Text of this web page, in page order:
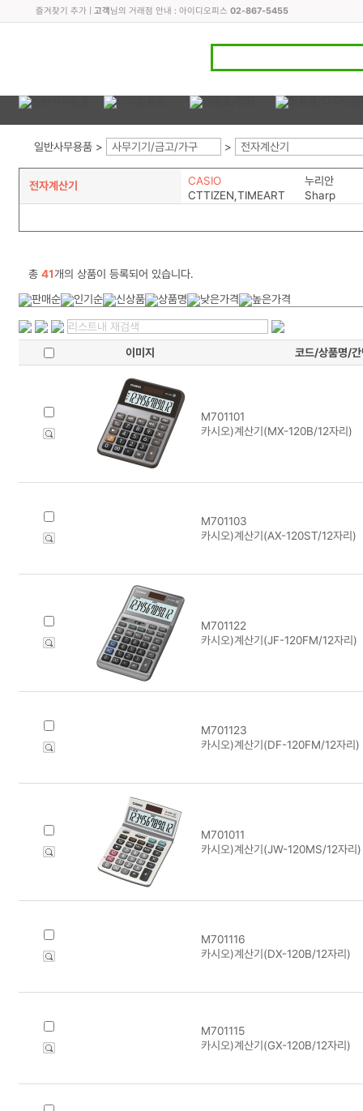
즐겨찾기 추가| 고객님의 거래점 안내 : 아이디오피스 02-867-5455
일반사무용품 > 사무기기/금고/가구 > 전자계산기
전자계산기 CASIO
누리안
CTTIZEN,TIMEART
Sharp
총 41개의 상품이 등록되어 있습니다.
이미지 코드/상품명/간
M701101
카시오)계산기(MX-120B/12자리)
M701103
카시오)계산기(AX-120ST/12자리)
M701122
카시오)계산기(JF-120FM/12자리)
M701123
카시오)계산기(DF-120FM/12자리)
M701011
카시오)계산기(JW-120MS/12자리)
M701116
카시오)계산기(DX-120B/12자리)
M701115
카시오)계산기(GX-120B/12자리)